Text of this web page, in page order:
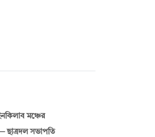
মঞ্চের
ছাত্রদল সভাপতি